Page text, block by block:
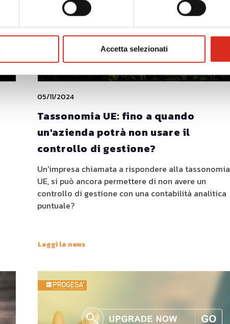
Accetta selezionati
05/11/2024
Tassonomia UE: fino a quando
un'azienda potrà non usare il
controllo di gestione?
Un'impresa chiamata a rispondere alla tassonomia
UE, si può ancora permettere di non avere un
controllo di gestione con una contabilità analitica
puntuale?
Leggi la news